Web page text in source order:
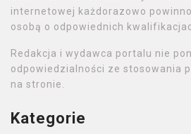
internetowej każdorazowo
osobą o odpowiednich
Redakcja i wydawca portalu nie
odpowiedzialności ze stosowania
na stronie.
Kategorie